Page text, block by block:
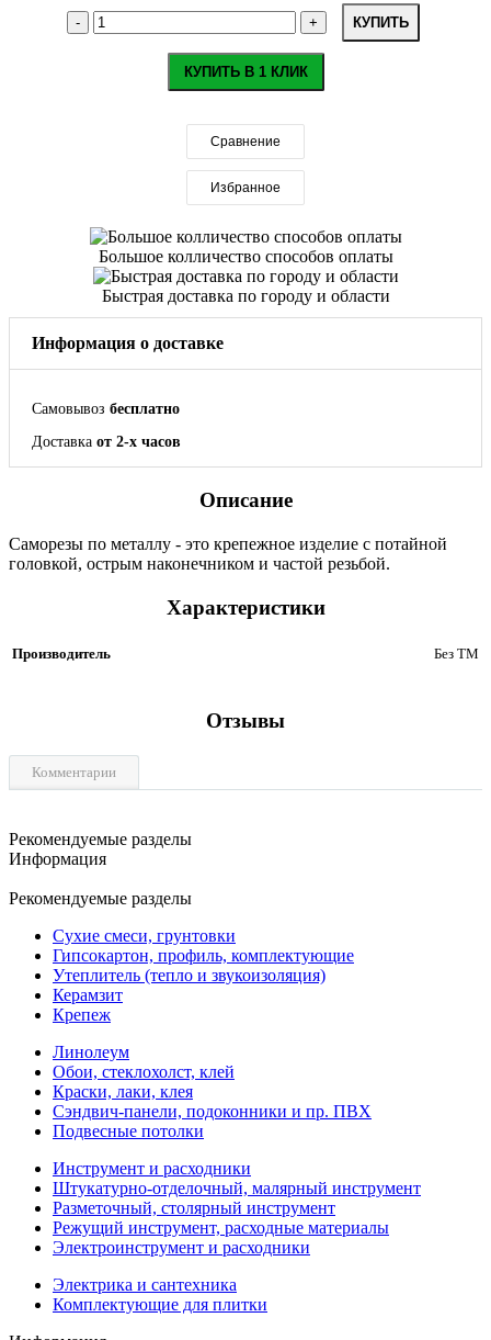
КУПИТЬ
КУПИТЬ В 1 КЛИК
Сравнение
Избранное
Большое колличество способов оплаты
Быстрая доставка по городу и области
Информация о доставке
Самовывоз бесплатно
Доставка от 2-х часов
Описание
Саморезы по металлу - это крепежное изделие с потайной
головкой, острым наконечником и частой резьбой.
Характеристики
Производитель Без ТМ
Отзывы
Комментарии
Рекомендуемые разделы
Информация
Рекомендуемые разделы
Сухие смеси, грунтовки
Гипсокартон, профиль, комплектующие
Утеплитель (тепло и звукоизоляция)
Керамзит
Крепеж
Линолеум
Обои, стеклохолст, клей
Краски, лаки, клея
Сэндвич-панели, подоконники и пр. ПВХ
Подвесные потолки
Инструмент и расходники
Штукатурно-отделочный, малярный инструмент
Разметочный, столярный инструмент
Режущий инструмент, расходные материалы
Электроинструмент и расходники
Электрика и сантехника
Комплектующие для плитки